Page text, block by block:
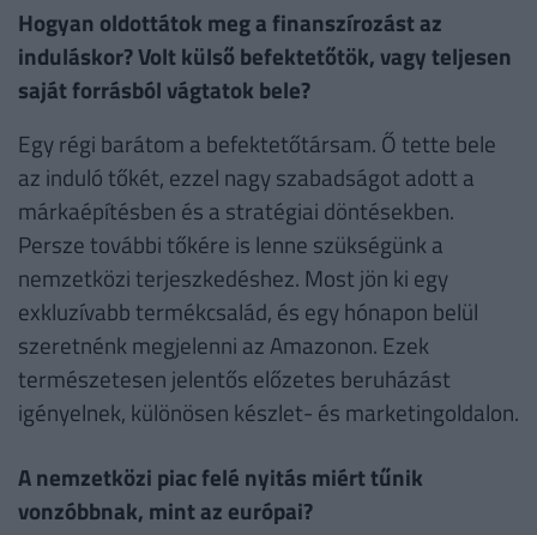
Hogyan oldottátok meg a finanszírozást az
induláskor? Volt külső befektetőtök, vagy teljesen
saját forrásból vágtatok bele?
Egy régi barátom a befektetőtársam. Ő tette bele
az induló tőkét, ezzel nagy szabadságot adott a
márkaépítésben és a stratégiai döntésekben.
Persze további tőkére is lenne szükségünk a
nemzetközi terjeszkedéshez. Most jön ki egy
exkluzívabb termékcsalád, és egy hónapon belül
szeretnénk megjelenni az Amazonon. Ezek
természetesen jelentős előzetes beruházást
igényelnek, különösen készlet- és marketingoldalon.
A nemzetközi piac felé nyitás miért tűnik
vonzóbbnak, mint az európai?